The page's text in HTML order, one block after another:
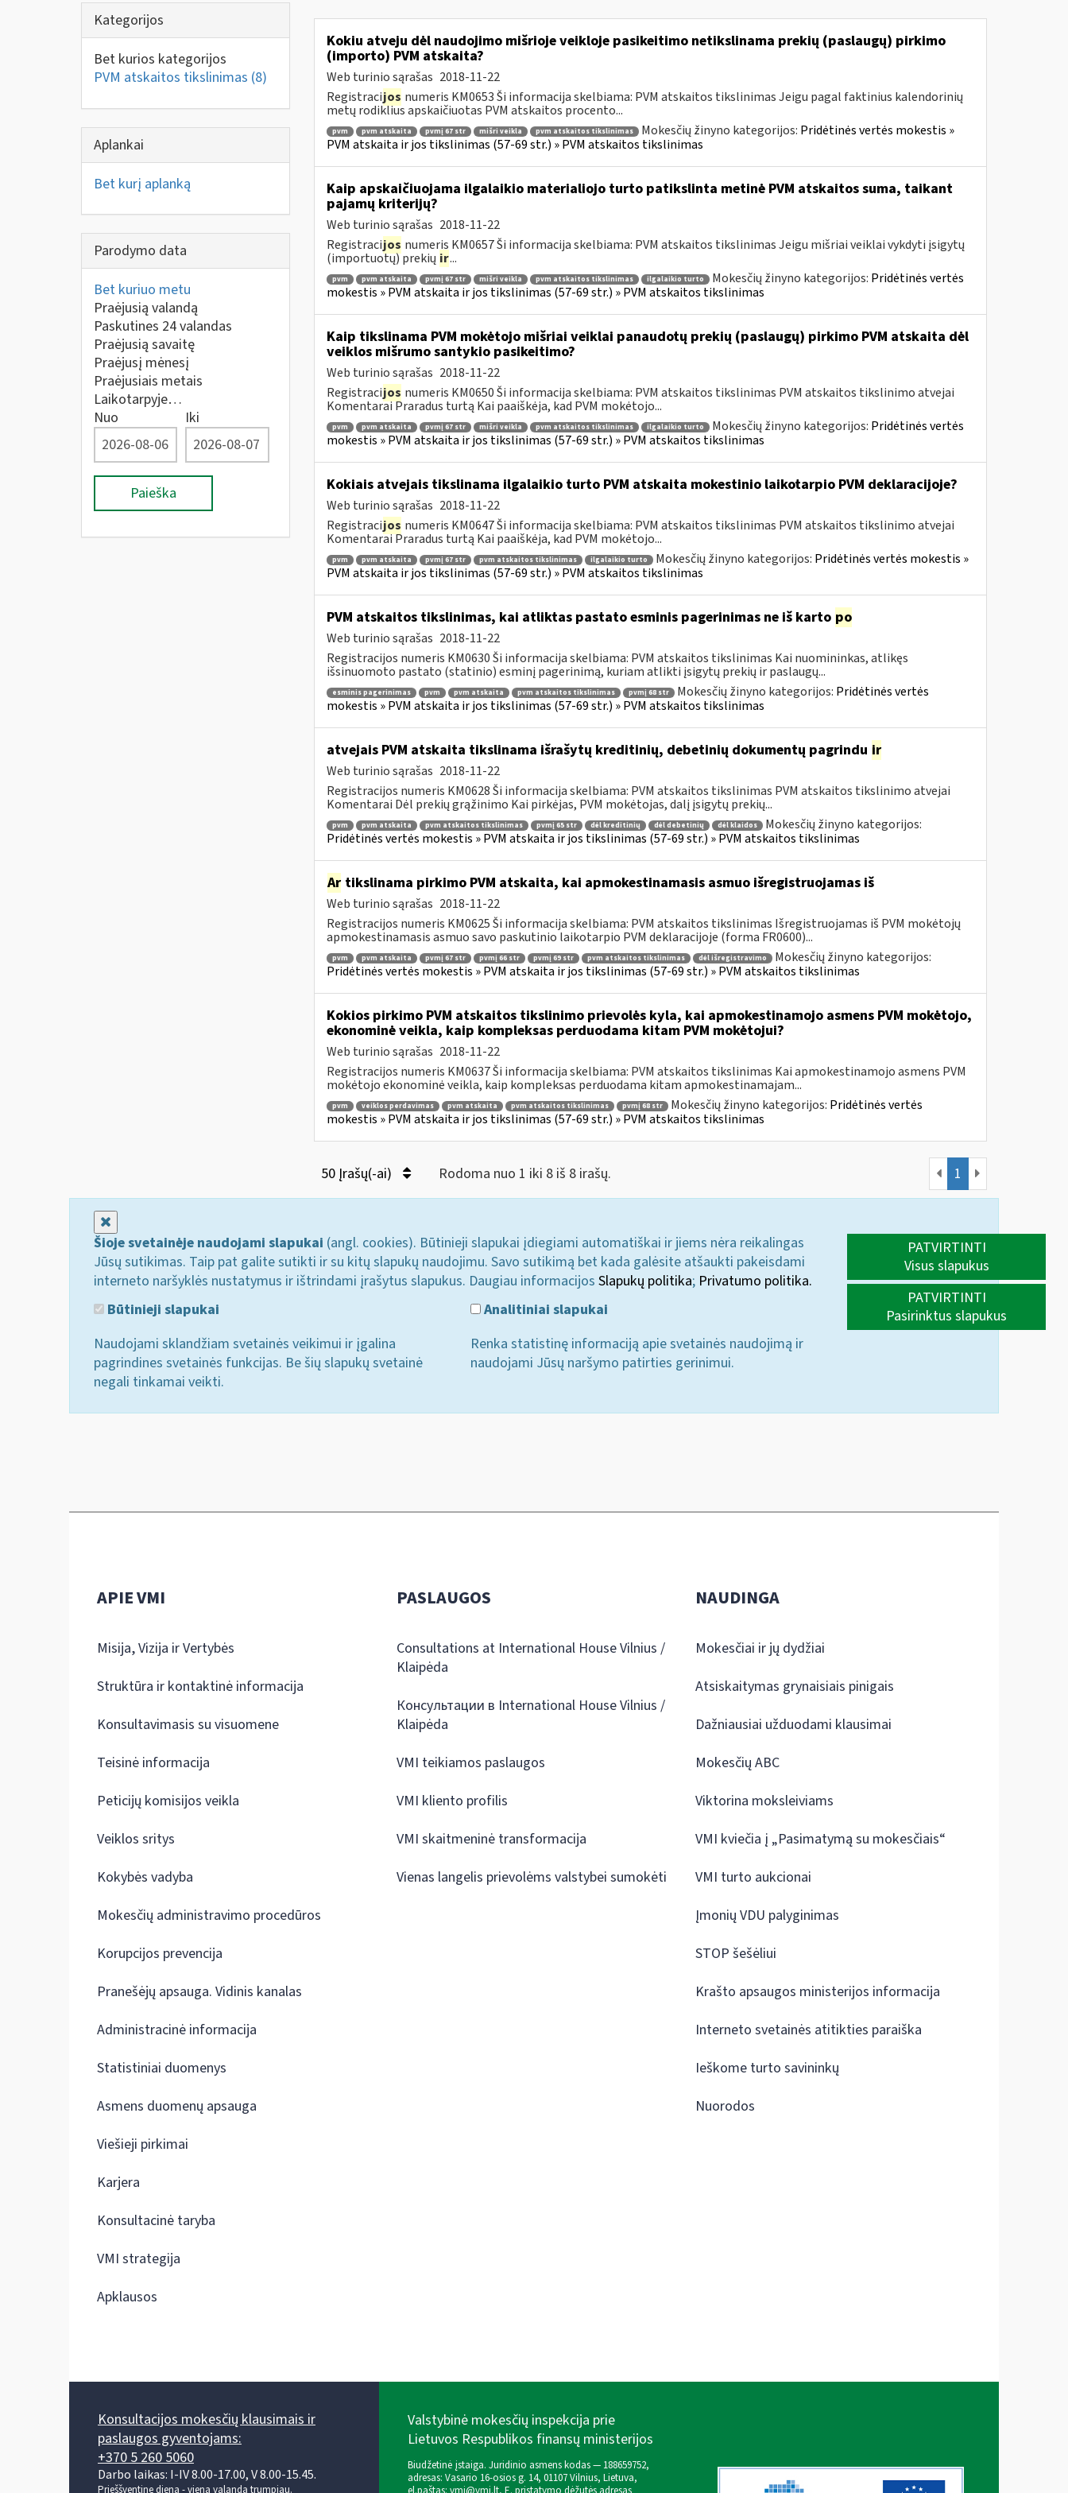
Kategorijos
Bet kurios kategorijos
PVM atskaitos tikslinimas (8)
Aplankai
Bet kurį aplanką
Parodymo data
Bet kuriuo metu
Praėjusią valandą
Paskutines 24 valandas
Praėjusią savaitę
Praėjusį mėnesį
Praėjusiais metais
Laikotarpyje…
Nuo
Iki
Paieška
Kokiu atveju dėl naudojimo mišrioje veikloje pasikeitimo netikslinama prekių (paslaugų) pirkimo
(importo) PVM atskaita?
Web turinio sąrašas 2018-11-22
Registracijos numeris KM0653 Ši informacija skelbiama: PVM atskaitos tikslinimas Jeigu pagal faktinius kalendorinių
metų rodiklius apskaičiuotas PVM atskaitos procento...
pvm pvm atskaita pvmį 67 str mišri veikla pvm atskaitos tikslinimas Mokesčių žinyno kategorijos: Pridėtinės vertės mokestis »
PVM atskaita ir jos tikslinimas (57-69 str.) » PVM atskaitos tikslinimas
Kaip apskaičiuojama ilgalaikio materialiojo turto patikslinta metinė PVM atskaitos suma, taikant
pajamų kriterijų?
Web turinio sąrašas 2018-11-22
Registracijos numeris KM0657 Ši informacija skelbiama: PVM atskaitos tikslinimas Jeigu mišriai veiklai vykdyti įsigytų
(importuotų) prekių ir...
pvm pvm atskaita pvmį 67 str mišri veikla pvm atskaitos tikslinimas ilgalaikio turto Mokesčių žinyno kategorijos: Pridėtinės vertės
mokestis » PVM atskaita ir jos tikslinimas (57-69 str.) » PVM atskaitos tikslinimas
Kaip tikslinama PVM mokėtojo mišriai veiklai panaudotų prekių (paslaugų) pirkimo PVM atskaita dėl
veiklos mišrumo santykio pasikeitimo?
Web turinio sąrašas 2018-11-22
Registracijos numeris KM0650 Ši informacija skelbiama: PVM atskaitos tikslinimas PVM atskaitos tikslinimo atvejai
Komentarai Praradus turtą Kai paaiškėja, kad PVM mokėtojo...
pvm pvm atskaita pvmį 67 str mišri veikla pvm atskaitos tikslinimas ilgalaikio turto Mokesčių žinyno kategorijos: Pridėtinės vertės
mokestis » PVM atskaita ir jos tikslinimas (57-69 str.) » PVM atskaitos tikslinimas
Kokiais atvejais tikslinama ilgalaikio turto PVM atskaita mokestinio laikotarpio PVM deklaracijoje?
Web turinio sąrašas 2018-11-22
Registracijos numeris KM0647 Ši informacija skelbiama: PVM atskaitos tikslinimas PVM atskaitos tikslinimo atvejai
Komentarai Praradus turtą Kai paaiškėja, kad PVM mokėtojo...
pvm pvm atskaita pvmį 67 str pvm atskaitos tikslinimas ilgalaikio turto Mokesčių žinyno kategorijos: Pridėtinės vertės mokestis »
PVM atskaita ir jos tikslinimas (57-69 str.) » PVM atskaitos tikslinimas
PVM atskaitos tikslinimas, kai atliktas pastato esminis pagerinimas ne iš karto po
Web turinio sąrašas 2018-11-22
Registracijos numeris KM0630 Ši informacija skelbiama: PVM atskaitos tikslinimas Kai nuomininkas, atlikęs
išsinuomoto pastato (statinio) esminį pagerinimą, kuriam atlikti įsigytų prekių ir paslaugų...
esminis pagerinimas pvm pvm atskaita pvm atskaitos tikslinimas pvmį 68 str Mokesčių žinyno kategorijos: Pridėtinės vertės
mokestis » PVM atskaita ir jos tikslinimas (57-69 str.) » PVM atskaitos tikslinimas
atvejais PVM atskaita tikslinama išrašytų kreditinių, debetinių dokumentų pagrindu ir
Web turinio sąrašas 2018-11-22
Registracijos numeris KM0628 Ši informacija skelbiama: PVM atskaitos tikslinimas PVM atskaitos tikslinimo atvejai
Komentarai Dėl prekių grąžinimo Kai pirkėjas, PVM mokėtojas, dalį įsigytų prekių...
pvm pvm atskaita pvm atskaitos tikslinimas pvmį 65 str dėl kreditinių dėl debetinių dėl klaidos
Mokesčių žinyno kategorijos:
Pridėtinės vertės mokestis » PVM atskaita ir jos tikslinimas (57-69 str.) » PVM atskaitos tikslinimas
Artikslinama pirkimo PVM atskaita, kai apmokestinamasis asmuo išregistruojamas iš
Web turinio sąrašas 2018-11-22
Registracijos numeris KM0625 Ši informacija skelbiama: PVM atskaitos tikslinimas Išregistruojamas iš PVM mokėtojų
apmokestinamasis asmuo savo paskutinio laikotarpio PVM deklaracijoje (forma FR0600)...
pvm pvm atskaita pvmį 67 str pvmį 66 str pvmį 69 str pvm atskaitos tikslinimas dėl išregistravimo
Mokesčių žinyno kategorijos:
Pridėtinės vertės mokestis » PVM atskaita ir jos tikslinimas (57-69 str.) » PVM atskaitos tikslinimas
Kokios pirkimo PVM atskaitos tikslinimo prievolės kyla, kai apmokestinamojo asmens PVM mokėtojo,
ekonominė veikla, kaip kompleksas perduodama kitam PVM mokėtojui?
Web turinio sąrašas 2018-11-22
Registracijos numeris KM0637 Ši informacija skelbiama: PVM atskaitos tikslinimas Kai apmokestinamojo asmens PVM
mokėtojo ekonominė veikla, kaip kompleksas perduodama kitam apmokestinamajam...
pvm veiklos perdavimas pvm atskaita pvm atskaitos tikslinimas pvmį 68 str Mokesčių žinyno kategorijos: Pridėtinės vertės
mokestis » PVM atskaita ir jos tikslinimas (57-69 str.) » PVM atskaitos tikslinimas
50 Įrašų(-ai) Rodoma nuo 1 iki 8 iš 8 irašų. 1
Šioje svetainėje naudojami slapukai (angl. cookies). Būtinieji slapukai įdiegiami automatiškai ir jiems nėra reikalingas
Jūsų sutikimas. Taip pat galite sutikti ir su kitų slapukų naudojimu. Savo sutikimą bet kada galėsite atšaukti pakeisdami
interneto naršyklės nustatymus ir ištrindami įrašytus slapukus. Daugiau informacijos Slapukų politika; Privatumo politika.
Būtinieji slapukai
Naudojami sklandžiam svetainės veikimui ir įgalina
pagrindines svetainės funkcijas. Be šių slapukų svetainė
negali tinkamai veikti.
Analitiniai slapukai
Renka statistinę informaciją apie svetainės naudojimą ir
naudojami Jūsų naršymo patirties gerinimui.
PATVIRTINTI
Visus slapukus
PATVIRTINTI
Pasirinktus slapukus
APIE VMI
Misija, Vizija ir Vertybės
Struktūra ir kontaktinė informacija
Konsultavimasis su visuomene
Teisinė informacija
Peticijų komisijos veikla
Veiklos sritys
Kokybės vadyba
Mokesčių administravimo procedūros
Korupcijos prevencija
Pranešėjų apsauga. Vidinis kanalas
Administracinė informacija
Statistiniai duomenys
Asmens duomenų apsauga
Viešieji pirkimai
Karjera
Konsultacinė taryba
VMI strategija
Apklausos
PASLAUGOS
Consultations at International House Vilnius /
Klaipėda
Консультации в International House Vilnius /
Klaipėda
VMI teikiamos paslaugos
VMI kliento profilis
VMI skaitmeninė transformacija
Vienas langelis prievolėms valstybei sumokėti
NAUDINGA
Mokesčiai ir jų dydžiai
Atsiskaitymas grynaisiais pinigais
Dažniausiai užduodami klausimai
Mokesčių ABC
Viktorina moksleiviams
VMI kviečia į „Pasimatymą su mokesčiais“
VMI turto aukcionai
Įmonių VDU palyginimas
STOP šešėliui
Krašto apsaugos ministerijos informacija
Interneto svetainės atitikties paraiška
Ieškome turto savininkų
Nuorodos
Konsultacijos mokesčių klausimais ir
paslaugos gyventojams:
+370 5 260 5060
Darbo laikas: I-IV 8.00-17.00, V 8.00-15.45.
Prieššventinę dieną - viena valanda trumpiau.
Valstybinė mokesčių inspekcija prie
Lietuvos Respublikos finansų ministerijos
Biudžetinė įstaiga. Juridinio asmens kodas — 188659752,
adresas: Vasario 16-osios g. 14, 01107 Vilnius, Lietuva,